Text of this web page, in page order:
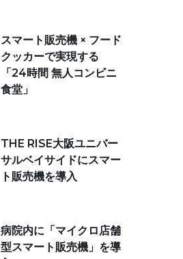
スマート販売機 × フード
クッカーで実現する
「24時間 無人コンビニ
食堂」
THE RISE大阪ユニバー
サルベイサイドにスマー
ト販売機を導入
病院内に「マイクロ店舗
型スマート販売機」を導